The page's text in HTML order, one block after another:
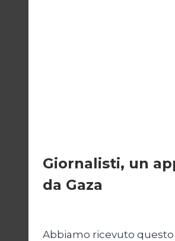
Giornalisti, un
da Gaza
Abbiamo ricevuto